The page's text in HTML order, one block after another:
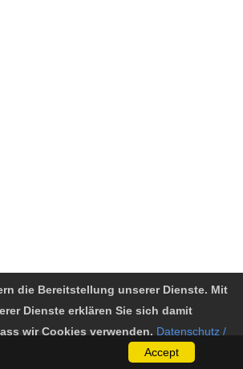
die Bereitstellung unserer Dienste. Mit
Dienste erklären Sie sich damit
wir Cookies verwenden. Datenschutz /
Accept